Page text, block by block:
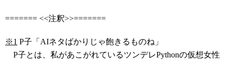
======= <<注釈>>=======
※1 P子「AIネタばかりじゃ飽きるものね」
P子とは、私があこがれているツンデレPythonの仮想女性